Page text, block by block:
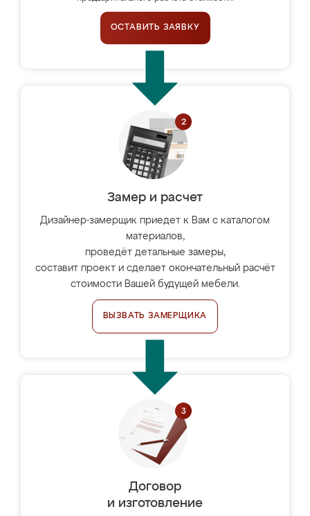
ОСТАВИТЬ ЗАЯВКУ
Замер и расчет
Дизайнер-замерщик приедет к Вам с каталогом
материалов,
проведёт детальные замеры,
составит проект и сделает окончательный расчёт
стоимости Вашей будущей мебели.
ВЫЗВАТЬ ЗАМЕРЩИКА
Договор
и изготовление